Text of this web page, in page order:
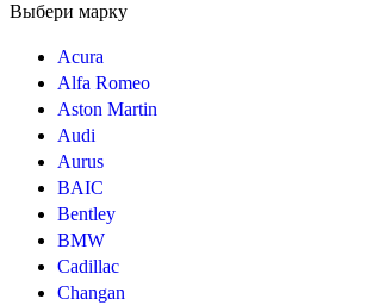
Выбери марку
Acura
Alfa Romeo
Aston Martin
Audi
Aurus
BAIC
Bentley
BMW
Cadillac
Changan